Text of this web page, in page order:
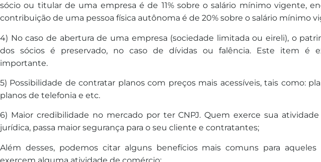
sócio ou titular de uma empresa é de 11% sobre o salário mínimo vigente,
contribuição de uma pessoa física autônoma é de 20% sobre o salário mínimo
4) No caso de abertura de uma empresa (sociedade limitada ou eireli), o
dos sócios é preservado, no caso de dívidas ou falência. Este item é
importante.
5) Possibilidade de contratar planos com preços mais acessíveis, tais como:
planos de telefonia e etc.
6) Maior credibilidade no mercado por ter CNPJ. Quem exerce sua
jurídica, passa maior segurança para o seu cliente e contratantes;
Além desses, podemos citar alguns benefícios mais comuns para